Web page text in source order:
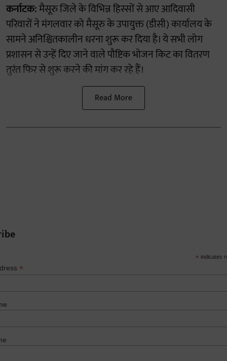
कर्नाटक:मैसूरु जिले के विभिन्न हिस्सों से आए आदिवासी
परिवारों ने मंगलवार को मैसूरु के उपायुक्त (डीसी) कार्यालय के
सामने अनिश्चितकालीन धरना शुरू कर दिया है। ये सभी लोग
प्रशासन से उन्हें दिए जाने वाले पौष्टिक भोजन किट का वितरण
तुरंत फिर से शुरू करने की मांग कर रहे हैं।
Read More
* indicates
*